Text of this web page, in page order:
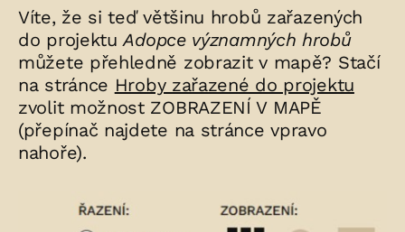
Víte, že si teď většinu hrobů zařazených
do projektuAdopce významných hrobů
můžete přehledně zobrazit v mapě? Stačí
na stránce Hroby zařazené do projektu
zvolit možnost ZOBRAZENÍ V MAPĚ
(přepínač najdete na stránce vpravo
nahoře).